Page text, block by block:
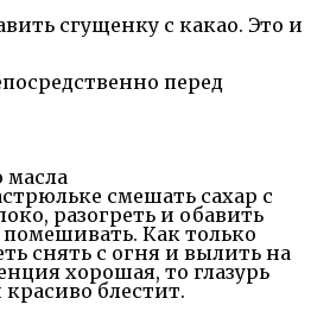
сгущенку с какао. Это и
перед
масла
смешать сахар с
разогреть и обавить
Как только
снять с огня и вылить на
хорошая, то глазурь
блестит.